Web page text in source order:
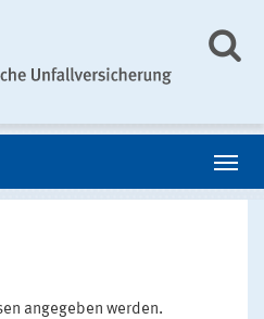
angegeben werden.